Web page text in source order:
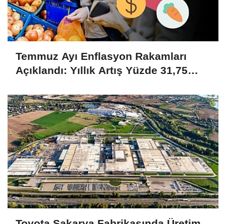
Temmuz Ayı Enflasyon Rakamları
Açıklandı: Yıllık Artış Yüzde 31,75